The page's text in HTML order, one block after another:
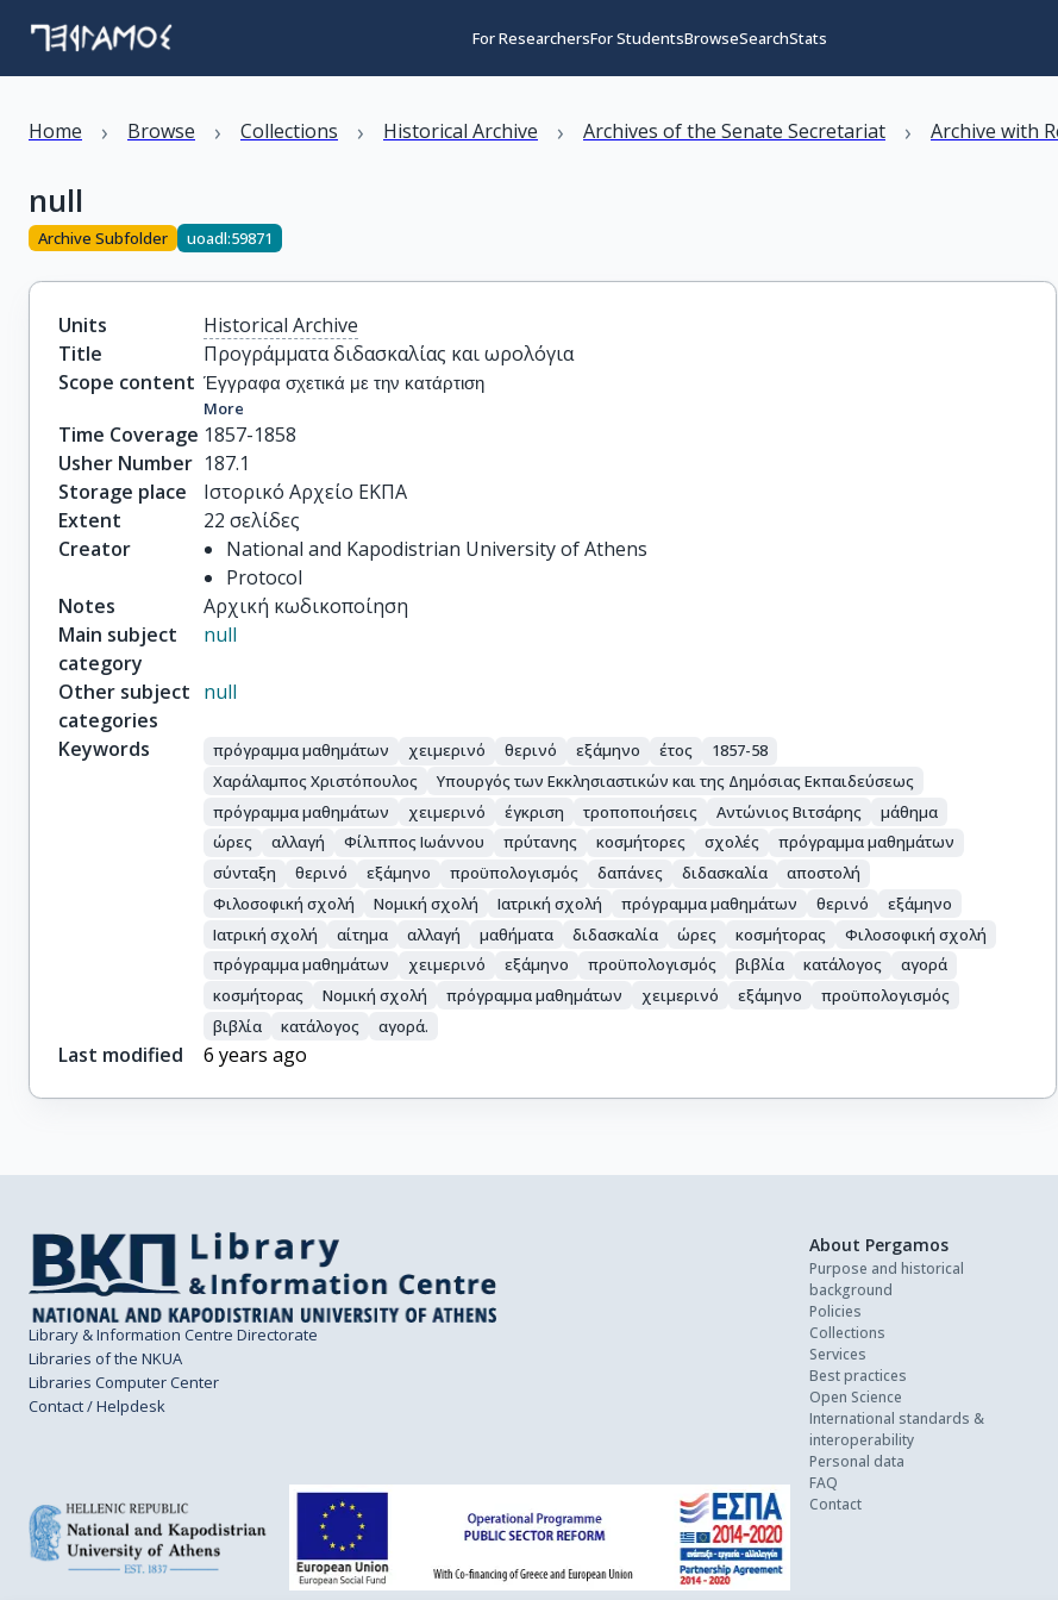
For ResearchersFor StudentsBrowseSearchStats
Home › Browse › Collections › Historical Archive › Archives of the Senate Secretariat › Archive with
null
Archive Subfolder uoadl:59871
Units
Historical Archive
Title
Προγράμματα διδασκαλίας και ωρολόγια
Scope content Έγγραφα σχετικά με την κατάρτιση
More
Time Coverage 1857-1858
Usher Number 187.1
Storage place
Ιστορικό Αρχείο ΕΚΠΑ
Extent
22 σελίδες
Creator
National and Kapodistrian University of Athens
Protocol
Notes
Αρχική κωδικοποίηση
Main subject
category
null
Other subject
categories
null
Keywords πρόγραμμα μαθημάτων χειμερινό θερινό εξάμηνο έτος
1857-58
Χαράλαμπος Χριστόπουλος
Υπουργός των Εκκλησιαστικών και της Δημόσιας Εκπαιδεύσεως
πρόγραμμα μαθημάτων
χειμερινό έγκριση τροποποιήσεις Αντώνιος Βιτσάρης
μάθημα
ώρες
αλλαγή Φίλιππος Ιωάννου πρύτανης κοσμήτορες σχολές
πρόγραμμα μαθημάτων
σύνταξη
θερινό εξάμηνο προϋπολογισμός δαπάνες διδασκαλία
αποστολή
Φιλοσοφική σχολή
Νομική σχολή Ιατρική σχολή πρόγραμμα μαθημάτων θερινό
εξάμηνο
Ιατρική σχολή
αίτημα αλλαγή μαθήματα διδασκαλία ώρες κοσμήτορας
Φιλοσοφική σχολή
πρόγραμμα μαθημάτων
χειμερινό εξάμηνο προϋπολογισμός βιβλία κατάλογος
αγορά
κοσμήτορας
Νομική σχολή πρόγραμμα μαθημάτων χειμερινό εξάμηνο
προϋπολογισμός
βιβλία
κατάλογος αγορά.
Last modified 6 years ago
Library & Information Centre Directorate
Libraries of the NKUA
Libraries Computer Center
Contact / Helpdesk
About Pergamos
Purpose and historical
background
Policies
Collections
Services
Best practices
Open Science
International standards &
interoperability
Personal data
FAQ
Contact